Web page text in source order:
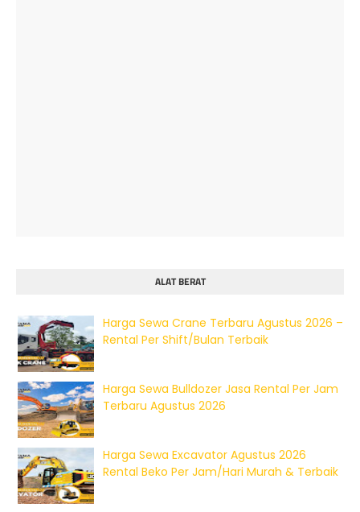
ALAT BERAT
Harga Sewa Crane Terbaru Agustus 2026 –
Rental Per Shift/Bulan Terbaik
Harga Sewa Bulldozer Jasa Rental Per Jam
Terbaru Agustus 2026
Harga Sewa Excavator Agustus 2026
Rental Beko Per Jam/Hari Murah & Terbaik